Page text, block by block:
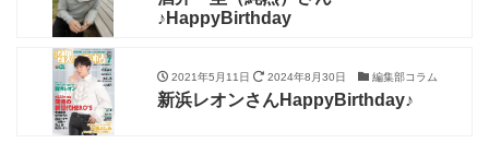
♪HappyBirthday
2021年5月11日 2024年8月30日 編集部コラム
新浜レオンさんHappyBirthday♪